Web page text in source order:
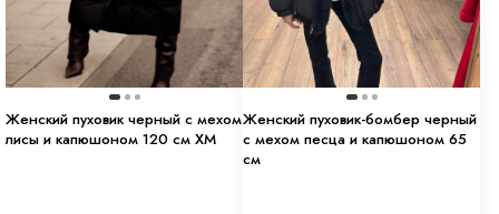
Женский пуховик черный с мехом
лисы и капюшоном 120 см XM
Женский пуховик-бомбер черный
с мехом песца и капюшоном 65
см